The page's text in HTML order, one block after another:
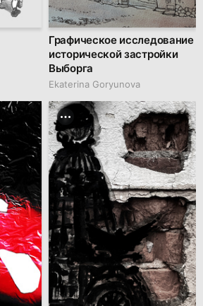
Графическое исследование
исторической застройки
Выборга
Ekaterina Goryunova